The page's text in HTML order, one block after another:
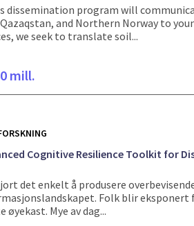
dissemination program will
and Northern Norway to
we seek to translate soil...
mill.
Cognitive Resilience Toolkit for
det enkelt å produsere
Folk blir eksponert
øyekast. Mye av dag...